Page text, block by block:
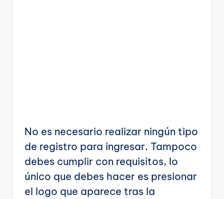
No es necesario realizar ningún tipo
de registro para ingresar. Tampoco
debes cumplir con requisitos, lo
único que debes hacer es presionar
el logo que aparece tras la